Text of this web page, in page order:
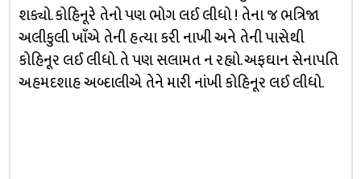
શક્યો. કોહિનૂરે તેનો પણ ભોગ લઈ લીધો ! તેના જ ભત્રિજા
અલીકુલી ખાઁએ તેની હત્યા કરી નાખી અને તેની પાસેથી
કોહિનૂર લઈ લીધો. તે પણ સલામત ન રહ્યો. અફઘાન સેનાપતિ
અહમદશાહ અબ્દાલીએ તેને મારી નાંખી કોહિનૂર લઈ લીધો.